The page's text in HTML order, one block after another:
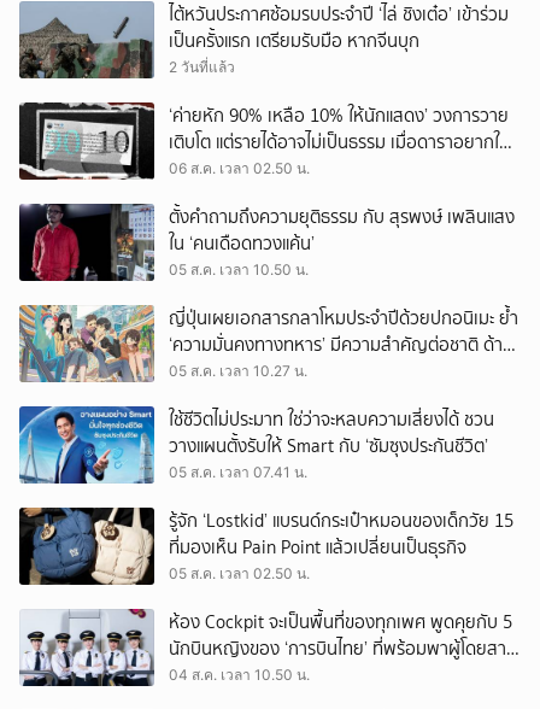
ไต้หวันประกาศซ้อมรบประจำปี ‘ไล่ ชิงเต๋อ’ เข้าร่วม
เป็นครั้งแรก เตรียมรับมือ หากจีนบุก
2 วันที่แล้ว
‘ค่ายหัก 90% เหลือ 10% ให้นักแสดง’ วงการวาย
เติบโต แต่รายได้อาจไม่เป็นธรรม เมื่อดาราอยากให้มี
‘สัญญามาตรฐาน’
06 ส.ค. เวลา 02.50 น.
ตั้งคำถามถึงความยุติธรรม กับ สุรพงษ์ เพลินแสง
ใน ‘คนเดือดทวงแค้น’
05 ส.ค. เวลา 10.50 น.
ญี่ปุ่นเผยเอกสารกลาโหมประจำปีด้วยปกอนิเมะ ย้ำ
‘ความมั่นคงทางทหาร’ มีความสำคัญต่อชาติ ด้าน
จีนเตือน ขออย่าซ้ำรอยประวัติศาสตร์
05 ส.ค. เวลา 10.27 น.
ใช้ชีวิตไม่ประมาท ใช่ว่าจะหลบความเสี่ยงได้ ชวน
วางแผนตั้งรับให้ Smart กับ ‘ซัมซุงประกันชีวิต’
05 ส.ค. เวลา 07.41 น.
รู้จัก ‘Lostkid’ แบรนด์กระเป๋าหมอนของเด็กวัย 15
ที่มองเห็น Pain Point แล้วเปลี่ยนเป็นธุรกิจ
05 ส.ค. เวลา 02.50 น.
ห้อง Cockpit จะเป็นพื้นที่ของทุกเพศ พูดคุยกับ 5
นักบินหญิงของ ‘การบินไทย’ ที่พร้อมพาผู้โดยสาร
บินไปทั่วโลก
04 ส.ค. เวลา 10.50 น.